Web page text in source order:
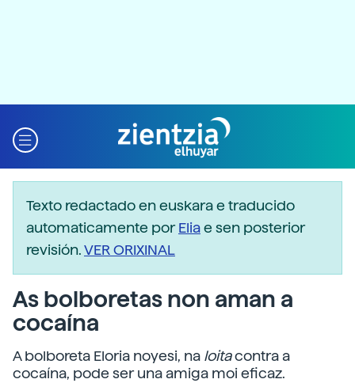
Texto redactado en euskara e traducido
automaticamente porEliae sen posterior
revisión.VER ORIXINAL
As bolboretas non aman a
cocaína
A bolboreta Eloria noyesi, na loitacontra a
cocaína, pode ser una amiga moi eficaz.